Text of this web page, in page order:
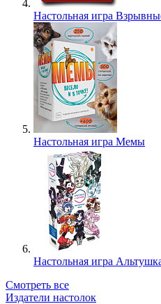
Настольная игра
Настольная игра Мемы
Настольная игра
Смотреть все
Издатели настолок